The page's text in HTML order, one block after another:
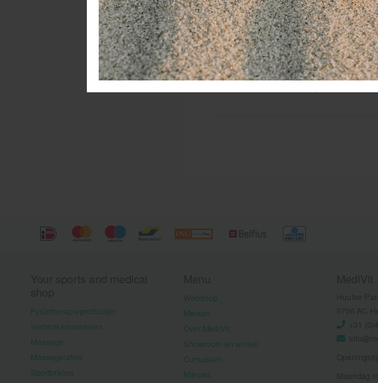
Waarom kiezen voor de TheraBand
In tegenstelling tot goedkope Chinese
hoogwaardige materialen die langdurig
houden en vervormt niet, wat essentieel is
is de XTrainer latexvrij en huidvriendelijk,
latexallergie. Zweet en zuren zullen bij
Fysiotherapieproducten
Verbruiksmaterialen
Massage
Massagetafels
Sportbraces
Webshop
Merken
Over MediVit
Showroom en winkel
Cursussen
Nieuws